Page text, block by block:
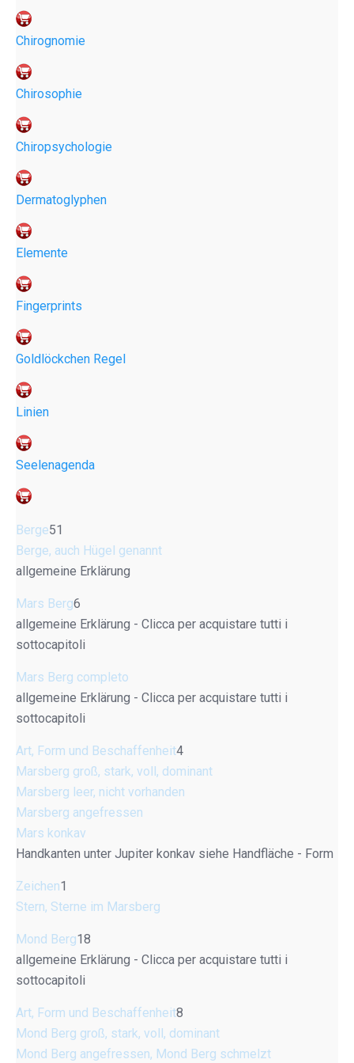
Chirognomie
Chirosophie
Chiropsychologie
Dermatoglyphen
Elemente
Fingerprints
Goldlöckchen Regel
Linien
Seelenagenda
Berge51
Berge, auch Hügel genannt
allgemeine Erklärung
Mars Berg6
allgemeine Erklärung - Clicca per acquistare tutti i
sottocapitoli
Mars Berg completo
allgemeine Erklärung - Clicca per acquistare tutti i
sottocapitoli
Art, Form und Beschaffenheit4
Marsberg groß, stark, voll, dominant
Marsberg leer, nicht vorhanden
Marsberg angefressen
Mars konkav
Handkanten unter Jupiter konkav siehe Handfläche - Form
Zeichen1
Stern, Sterne im Marsberg
Mond Berg18
allgemeine Erklärung - Clicca per acquistare tutti i
sottocapitoli
Art, Form und Beschaffenheit8
Mond Berg groß, stark, voll, dominant
Mond Berg angefressen, Mond Berg schmelzt